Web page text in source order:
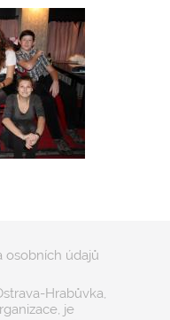
osobních údajů
Hrabůvka,
je